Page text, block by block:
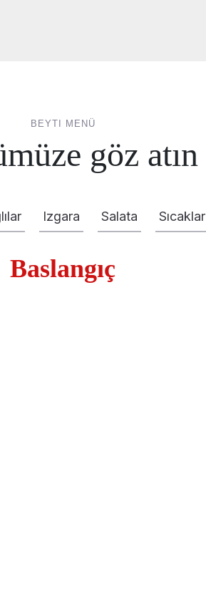
BEYTI MENÜ
göz atın
Izgara Salata Sıcaklar
Baslangıç